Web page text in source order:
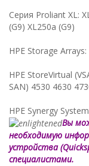
Серия Proliant XL:
(G9) XL250a (G9)
HPE Storage
HPE StoreVirtual
SAN) 4530 4630
HPE Synergy
Вы
необходимую
устройства
специалистами.